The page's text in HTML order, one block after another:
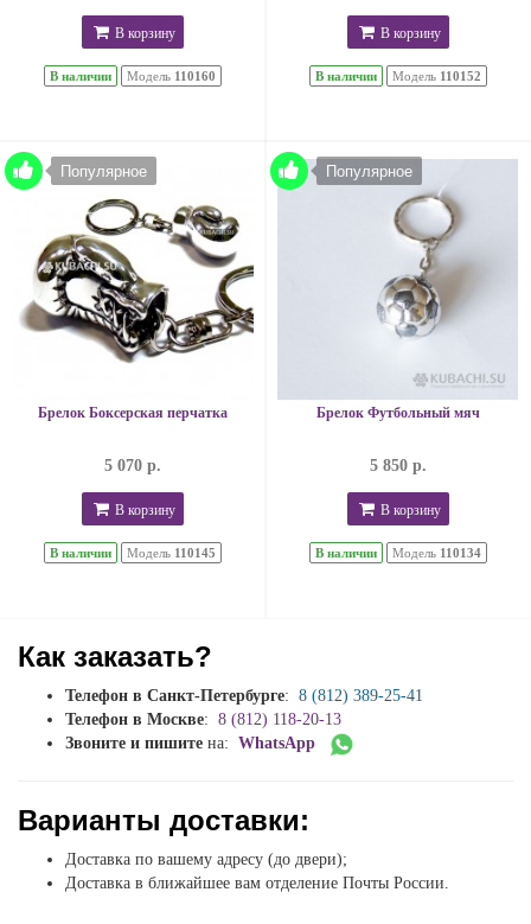
В корзину
В наличии Модель 110160
В корзину
В наличии Модель 110152
Популярное
Брелок Боксерская перчатка
5 070 р.
В корзину
В наличии Модель 110145
Популярное
Брелок Футбольный мяч
5 850 р.
В корзину
В наличии Модель 110134
Как заказать?
Телефон в Санкт-Петербурге: 8 (812) 389-25-41
Телефон в Москве: 8 (812) 118-20-13
Звоните и пишите на: WhatsApp
Варианты доставки:
Доставка по вашему адресу (до двери);
Доставка в ближайшее вам отделение Почты России.